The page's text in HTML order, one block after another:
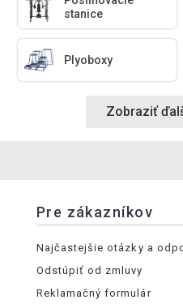
stanice
Plyoboxy
Zobraziť
Pre zákazníkov
Najčastejšie otázky a
Odstúpiť od zmluvy
Reklamačný formulár